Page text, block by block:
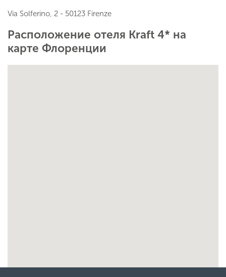
Via Solferino, 2 - 50123 Firenze
Расположение отеля Kraft 4* на
карте Флоренции